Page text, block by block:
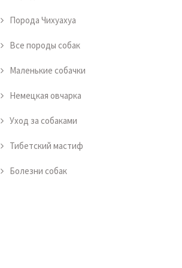
Порода Чихуахуа
Все породы собак
Маленькие собачки
Немецкая овчарка
Уход за собаками
Тибетский мастиф
Болезни собак